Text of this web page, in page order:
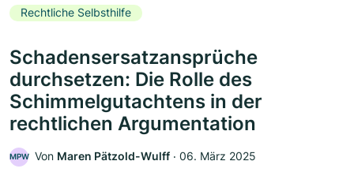
Rechtliche Selbsthilfe
Schadensersatzansprüche
durchsetzen: Die Rolle des
Schimmelgutachtens in der
rechtlichen Argumentation
MPW Von Maren Pätzold-Wulff ‧ 06. März 2025